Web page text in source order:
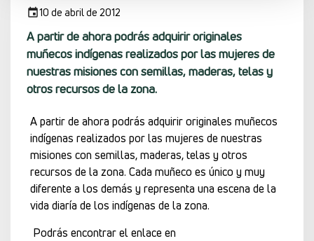
10 de abril de 2012
A partir de ahora podrás adquirir originales
muñecos indígenas realizados por las mujeres de
nuestras misiones con semillas, maderas, telas y
otros recursos de la zona.
A partir de ahora podrás adquirir originales muñecos
indígenas realizados por las mujeres de nuestras
misiones con semillas, maderas, telas y otros
recursos de la zona. Cada muñeco es único y muy
diferente a los demás y representa una escena de la
vida diaría de los indígenas de la zona.
Podrás encontrar el enlace en